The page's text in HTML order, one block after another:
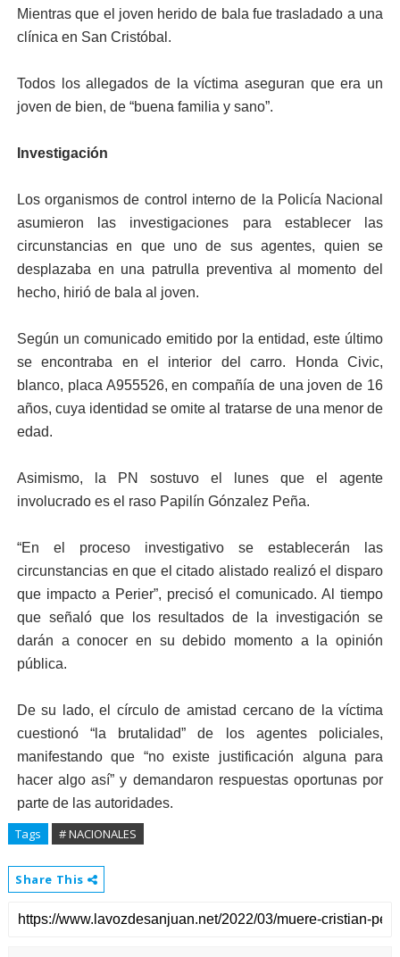
Mientras que el joven herido de bala fue trasladado a una
clínica en San Cristóbal.
Todos los allegados de la víctima aseguran que era un
joven de bien, de “buena familia y sano”.
Investigación
Los organismos de control interno de la Policía Nacional
asumieron las investigaciones para establecer las
circunstancias en que uno de sus agentes, quien se
desplazaba en una patrulla preventiva al momento del
hecho, hirió de bala al joven.
Según un comunicado emitido por la entidad, este último
se encontraba en el interior del carro. Honda Civic,
blanco, placa A955526, en compañía de una joven de 16
años, cuya identidad se omite al tratarse de una menor de
edad.
Asimismo, la PN sostuvo el lunes que el agente
involucrado es el raso Papilín Gónzalez Peña.
“En el proceso investigativo se establecerán las
circunstancias en que el citado alistado realizó el disparo
que impacto a Perier”, precisó el comunicado. Al tiempo
que señaló que los resultados de la investigación se
darán a conocer en su debido momento a la opinión
pública.
De su lado, el círculo de amistad cercano de la víctima
cuestionó “la brutalidad” de los agentes policiales,
manifestando que “no existe justificación alguna para
hacer algo así” y demandaron respuestas oportunas por
parte de las autoridades.
Tags # NACIONALES
Share This